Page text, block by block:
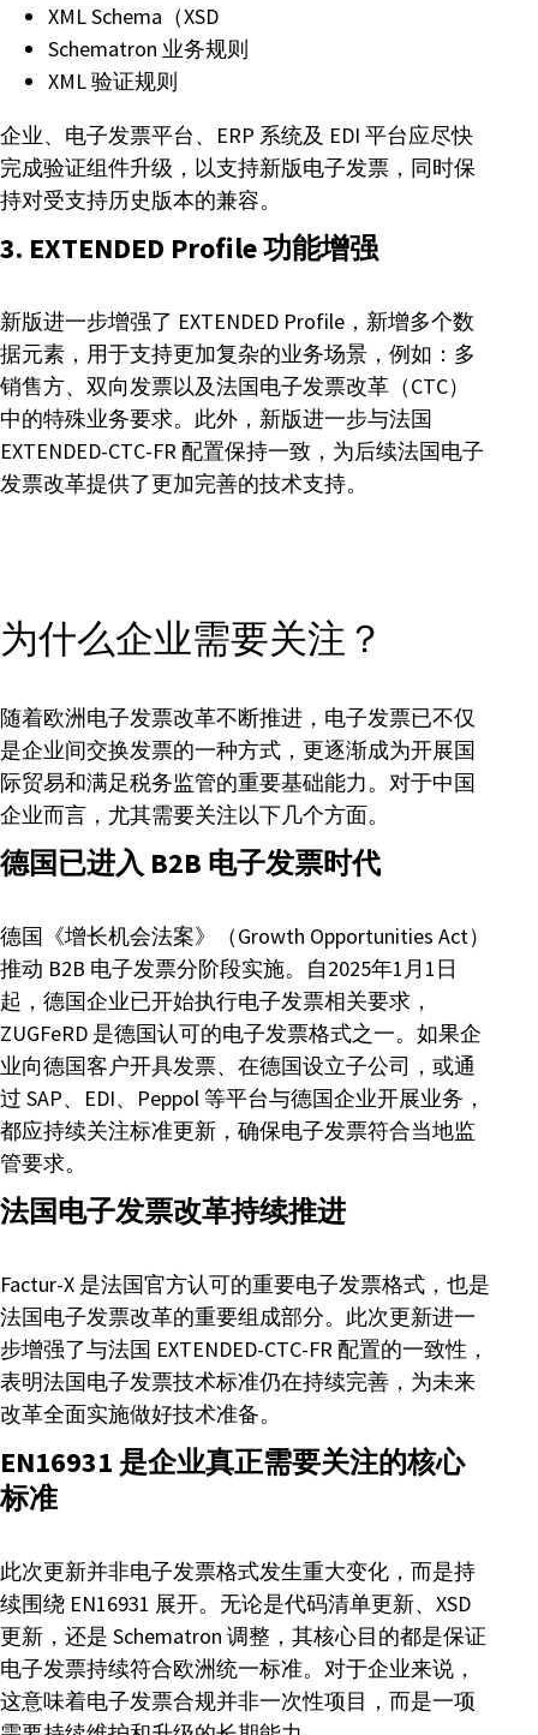
XML Schema（XSD
Schematron 业务规则
XML 验证规则
企业、电子发票平台、ERP 系统及 EDI 平台应尽快
完成验证组件升级，以支持新版电子发票，同时保
持对受支持历史版本的兼容。
3. EXTENDED Profile 功能增强
新版进一步增强了 EXTENDED Profile，新增多个数
据元素，用于支持更加复杂的业务场景，例如：多
销售方、双向发票以及法国电子发票改革（CTC）
中的特殊业务要求。此外，新版进一步与法国
EXTENDED-CTC-FR 配置保持一致，为后续法国电子
发票改革提供了更加完善的技术支持。
为什么企业需要关注？
随着欧洲电子发票改革不断推进，电子发票已不仅
是企业间交换发票的一种方式，更逐渐成为开展国
际贸易和满足税务监管的重要基础能力。对于中国
企业而言，尤其需要关注以下几个方面。
德国已进入 B2B 电子发票时代
德国《增长机会法案》（Growth Opportunities Act）
推动 B2B 电子发票分阶段实施。自2025年1月1日
起，德国企业已开始执行电子发票相关要求，
ZUGFeRD 是德国认可的电子发票格式之一。如果企
业向德国客户开具发票、在德国设立子公司，或通
过 SAP、EDI、Peppol 等平台与德国企业开展业务，
都应持续关注标准更新，确保电子发票符合当地监
管要求。
法国电子发票改革持续推进
Factur-X 是法国官方认可的重要电子发票格式，也是
法国电子发票改革的重要组成部分。此次更新进一
步增强了与法国 EXTENDED-CTC-FR 配置的一致性，
表明法国电子发票技术标准仍在持续完善，为未来
改革全面实施做好技术准备。
EN16931 是企业真正需要关注的核心
标准
此次更新并非电子发票格式发生重大变化，而是持
续围绕 EN16931 展开。无论是代码清单更新、XSD
更新，还是 Schematron 调整，其核心目的都是保证
电子发票持续符合欧洲统一标准。对于企业来说，
这意味着电子发票合规并非一次性项目，而是一项